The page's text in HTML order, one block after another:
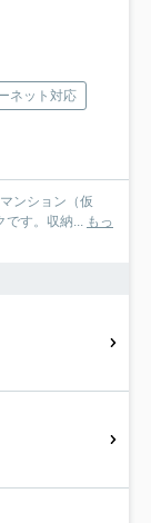
ネット対応
ンション（仮
です。収納... もっ